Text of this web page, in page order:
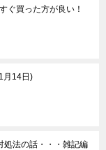
ぐ買った方が良い！
月14日
処法の話・・・雑記編